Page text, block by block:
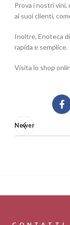
Prova i nostri
ai suoi clienti,
Inoltre, Enoteca
rapida e semplice.
Visita lo shop
Newer